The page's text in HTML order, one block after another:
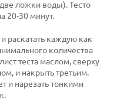
ложки воды). Тесто
20-30 минут.
раскатать каждую как
количества
теста маслом, сверху
и накрыть третьим.
и нарезать тонкими